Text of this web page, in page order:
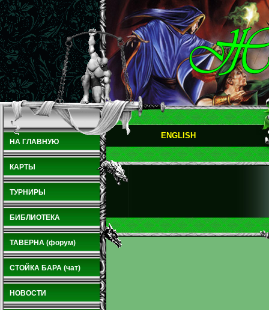
НА ГЛАВНУЮ
КАРТЫ
ТУРНИРЫ
БИБЛИОТЕКА
ТАВЕРНА (форум)
СТОЙКА БАРА (чат)
НОВОСТИ
ENGLISH